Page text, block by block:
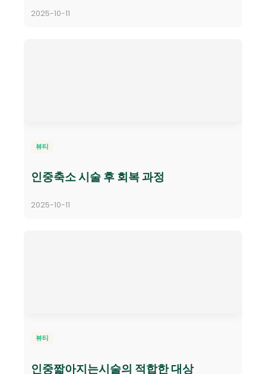
2025-10-11
뷰티
인중축소 시술 후 회복 과정
2025-10-11
뷰티
인중짧아지는시술의 적합한 대상